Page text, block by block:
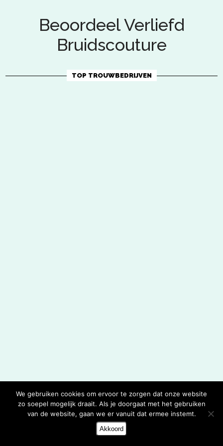
Beoordeel Verliefd
Bruidscouture
TOP TROUWBEDRIJVEN
We gebruiken cookies om ervoor te zorgen dat onze website
zo soepel mogelijk draait. Als je doorgaat met het gebruiken
van de website, gaan we er vanuit dat ermee instemt.
Akkoord